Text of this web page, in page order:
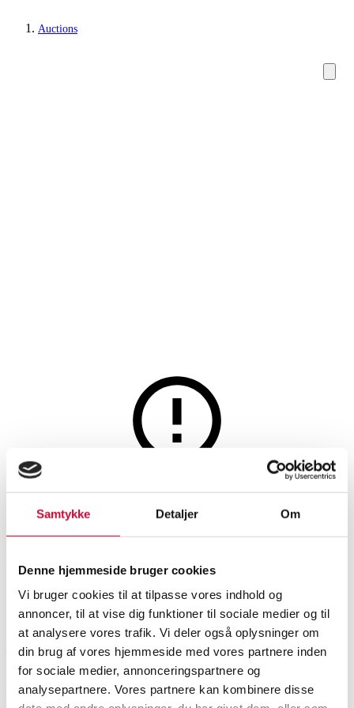
Samtykke Detaljer Om
Denne hjemmeside bruger cookies
Vi bruger cookies til at tilpasse vores indhold og
annoncer, til at vise dig funktioner til sociale medier og til
at analysere vores trafik. Vi deler også oplysninger om
din brug af vores hjemmeside med vores partnere inden
for sociale medier, annonceringspartnere og
analysepartnere. Vores partnere kan kombinere disse
Auctions
Garden furniture
Cinas. Garden table - Model
SHOWROOM
København 3,800
ITEM NUMBER
6540539
Brand new itemVAT lot